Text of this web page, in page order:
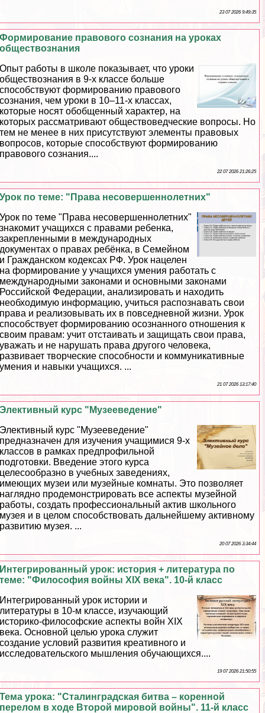
23 07 2026 9:49:35
Формирование правового сознания на уроках
обществознания
Опыт работы в школе показывает, что уроки
обществознания в 9-х классе больше
способствуют формированию правового
сознания, чем уроки в 10–11-х классах,
которые носят обобщенный хаpaктер, на
которых рассматривают обществоведческие вопросы. Но
тем не менее в них присутствуют элементы правовых
вопросов, которые способствуют формированию
правового сознания....
22 07 2026 21:26:25
Урок по теме: "Права несовершеннолетних"
Урок по теме "Права несовершеннолетних"
знакомит учащихся с правами ребенка,
закрепленными в международных
документах о правах ребёнка, в Семейном
и Гражданском кодексах РФ. Урок нацелен
на формирование у учащихся умения работать с
международными законами и основными законами
Российской Федерации, анализировать и находить
необходимую информацию, учиться распознавать свои
права и реализовывать их в повседневной жизни. Урок
способствует формированию осознанного отношения к
своим правам: учит отстаивать и защищать свои права,
уважать и не нарушать права другого человека,
развивает творческие способности и коммуникативные
умения и навыки учащихся. ...
21 07 2026 13:17:40
Элективный курс "Музееведение"
Элективный курс "Музееведение"
предназначен для изучения учащимися 9-х
классов в рамках предпрофильной
подготовки. Введение этого курса
целесообразно в учебных заведениях,
имеющих музеи или музейные комнаты. Это позволяет
наглядно продемонстрировать все аспекты музейной
работы, создать профессиональный актив школьного
музея и в целом способствовать дальнейшему активному
развитию музея. ...
20 07 2026 3:34:44
Интегрированный урок: история + литература по
теме: "Философия войны XIX века". 10-й класс
Интегрированный урок истории и
литературы в 10-м классе, изучающий
историко-философские аспекты войн XIX
века. Основной целью урока служит
создание условий развития креативного и
исследовательского мышления обучающихся....
19 07 2026 21:50:55
Тема урока: "Сталинградская битва – коренной
перелом в ходе Второй мировой войны". 11-й класс